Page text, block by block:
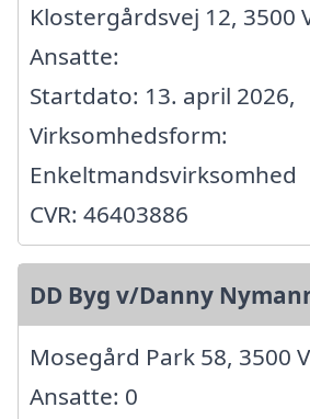
Klostergårdsvej 12, 3500
Ansatte:
Startdato: 13. april 2026,
Virksomhedsform:
Enkeltmandsvirksomhed
CVR: 46403886
DD Byg v/Danny
Mosegård Park 58, 3500
Ansatte: 0